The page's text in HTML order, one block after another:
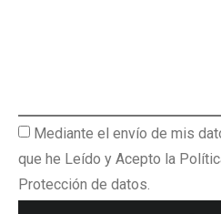
Mediante el envío de mis
que he Leído y Acepto la
Protección de datos.